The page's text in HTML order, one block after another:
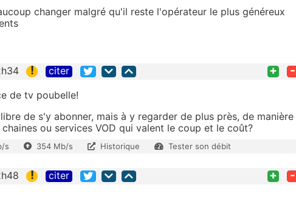
changer malgré qu'il reste l'opérateur le plus généreux
! citer + -
de tv poubelle!
de s'y abonner, mais à y regarder de plus près, de manière
ou services VOD qui valent le coup et le coût?
s 354 Mb/s Historique Tester son débit
! citer + -